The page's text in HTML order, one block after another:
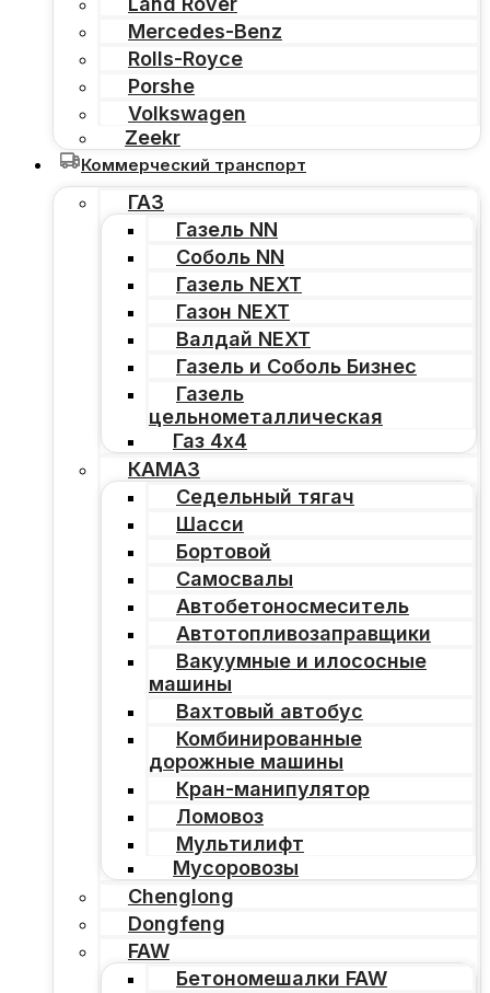
Mercedes-Benz
Rolls-Royce
Porshe
Volkswagen
Zeekr
Коммерческий транспорт
ГАЗ
Газель NN
Соболь NN
Газель NEXT
Газон NEXT
Валдай NEXT
Газель и Соболь Бизнес
Газель
цельнометаллическая
Газ 4х4
КАМАЗ
Седельный тягач
Шасси
Бортовой
Самосвалы
Автобетоносмеситель
Автотопливозаправщики
Вакуумные и илососные
машины
Вахтовый автобус
Комбинированные
дорожные машины
Кран-манипулятор
Ломовоз
Мультилифт
Мусоровозы
Chenglong
Dongfeng
FAW
Бетономешалки FAW